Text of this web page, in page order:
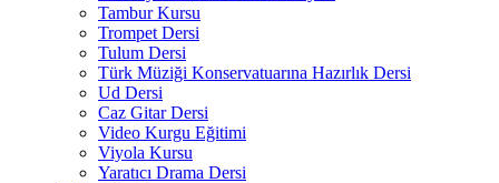
Tambur Kursu
Trompet Dersi
Tulum Dersi
Türk Müziği Konservatuarına Hazırlık Dersi
Ud Dersi
Caz Gitar Dersi
Video Kurgu Eğitimi
Viyola Kursu
Yaratıcı Drama Dersi